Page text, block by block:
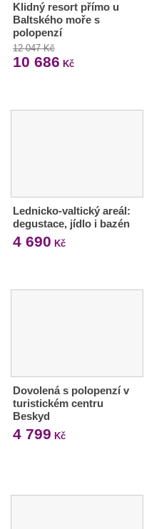
Klidný resort přímo u
Baltského moře s
polopenzí
12 047 Kč
10 686 Kč
Lednicko-valtický areál:
degustace, jídlo i bazén
4 690 Kč
Dovolená s polopenzí v
turistickém centru
Beskyd
4 799 Kč